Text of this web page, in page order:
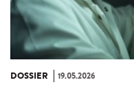
DOSSIER 19.05.2026